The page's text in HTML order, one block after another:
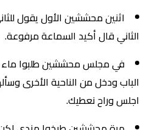
اثنين محششين الأول يقول
الثاني قال أكيد السماعة مرفوعة.
في مجلس محششين طلبوا ماء
الباب ودخل من الناحية الأخرى
اجلس وراح نعطيك.